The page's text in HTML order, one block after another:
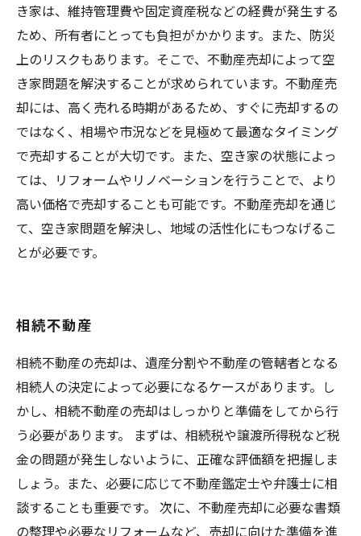
き家は、維持管理費や固定資産税などの経費が発生する
ため、所有者にとっても負担がかかります。また、防災
上のリスクもあります。そこで、不動産売却によって空
き家問題を解決することが求められています。不動産売
却には、高く売れる時期があるため、すぐに売却するの
ではなく、相場や市況などを見極めて最適なタイミング
で売却することが大切です。また、空き家の状態によっ
ては、リフォームやリノベーションを行うことで、より
高い価格で売却することも可能です。不動産売却を通じ
て、空き家問題を解決し、地域の活性化にもつなげるこ
とが必要です。
相続不動産
相続不動産の売却は、遺産分割や不動産の管轄者となる
相続人の決定によって必要になるケースがあります。し
かし、相続不動産の売却はしっかりと準備をしてから行
う必要があります。 まずは、相続税や譲渡所得税など税
金の問題が発生しないように、正確な評価額を把握しま
しょう。また、必要に応じて不動産鑑定士や弁護士に相
談することも重要です。 次に、不動産売却に必要な書類
の整理や必要なリフォームなど、売却に向けた準備を進